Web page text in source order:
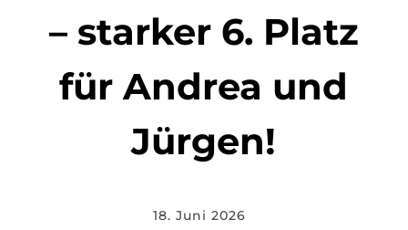
– starker 6. Platz
für Andrea und
Jürgen!
18. Juni 2026